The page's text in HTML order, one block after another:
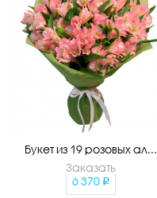
Букет из 19 розовых ал...
Заказать
6 370